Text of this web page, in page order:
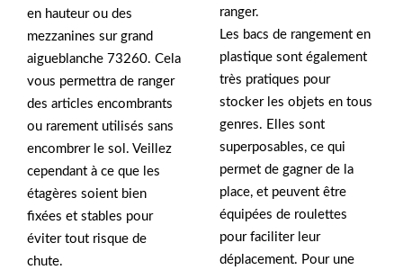
en hauteur ou des
mezzanines sur grand
aigueblanche 73260. Cela
vous permettra de ranger
des articles encombrants
ou rarement utilisés sans
encombrer le sol. Veillez
cependant à ce que les
étagères soient bien
fixées et stables pour
éviter tout risque de
chute.
ranger.
Les bacs de rangement en
plastique sont également
très pratiques pour
stocker les objets en tous
genres. Elles sont
superposables, ce qui
permet de gagner de la
place, et peuvent être
équipées de roulettes
pour faciliter leur
déplacement. Pour une